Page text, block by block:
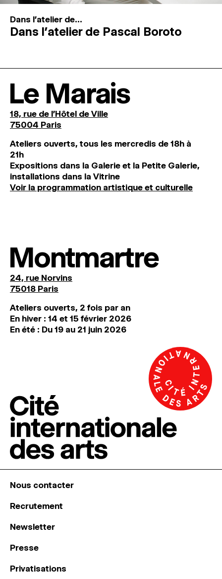
Dans l'atelier de...
Dans l’atelier de Pascal Boroto
Le Marais
18, rue de l'Hôtel de Ville
75004 Paris
Ateliers ouverts, tous les mercredis de 18h à
21h
Expositions dans la Galerie et la Petite Galerie,
installations dans la Vitrine
Voir la programmation artistique et culturelle
Montmartre
24, rue Norvins
75018 Paris
Ateliers ouverts, 2 fois par an
En hiver : 14 et 15 février 2026
En été : Du 19 au 21 juin 2026
Nous contacter
Recrutement
Newsletter
Presse
Privatisations